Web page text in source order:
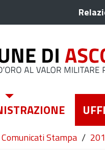
Comunicati Stampa /